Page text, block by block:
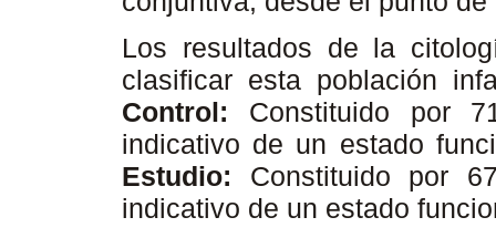
Los resultados de la
clasificar esta población
Control: Constituido por
indicativo de un estado
Estudio: Constituido por
indicativo de un estado